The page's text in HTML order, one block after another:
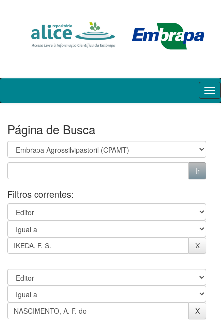
Skip
Página de Busca
Filtros correntes: